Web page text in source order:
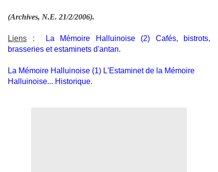
(Archives, N.E. 21/2/2006).
Liens :
La Mémoire Halluinoise (2) Cafés, bistrots,
brasseries et estaminets d'antan.
La Mémoire Halluinoise (1) L'Estaminet de la Mémoire
Halluinoise... Historique.